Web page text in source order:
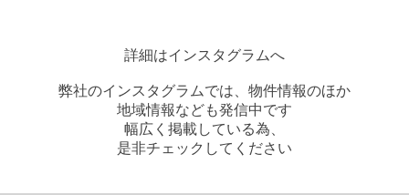
詳細はインスタグラムへ
弊社のインスタグラムでは、物件情報のほか
地域情報なども発信中です
幅広く掲載している為、
是非チェックしてください